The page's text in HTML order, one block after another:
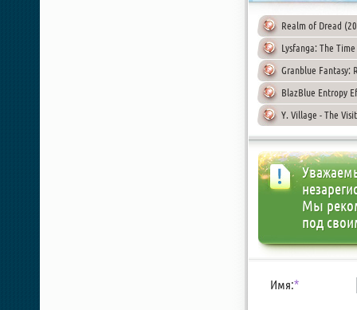
Realm of Dread
Lysfanga: The
Granblue Fantasy:
BlazBlue Entropy
Y. Village - The
Мы
под
Имя:*